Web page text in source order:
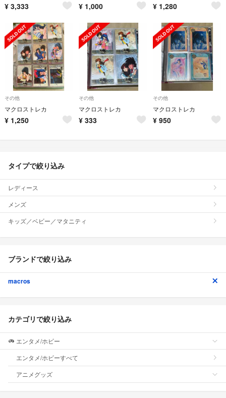
¥ 3,333 ¥ 1,000 ¥ 1,280
その他
マクロストレカ
¥ 1,250
その他
マクロストレカ
¥ 333
その他
マクロストレカ
¥ 950
タイプで絞り込み
レディース
メンズ
キッズ／ベビー／マタニティ
ブランドで絞り込み
macros
カテゴリで絞り込み
エンタメ/ホビー
エンタメ/ホビーすべて
アニメグッズ